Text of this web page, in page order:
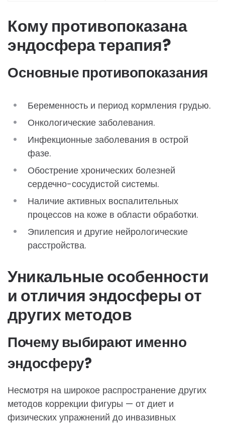
Кому противопоказана
эндосфера терапия?
Основные противопоказания
Беременность и период кормления грудью.
Онкологические заболевания.
Инфекционные заболевания в острой
фазе.
Обострение хронических болезней
сердечно-сосудистой системы.
Наличие активных воспалительных
процессов на коже в области обработки.
Эпилепсия и другие нейрологические
расстройства.
Уникальные особенности
и отличия эндосферы от
других методов
Почему выбирают именно
эндосферу?
Несмотря на широкое распространение других
методов коррекции фигуры — от диет и
физических упражнений до инвазивных